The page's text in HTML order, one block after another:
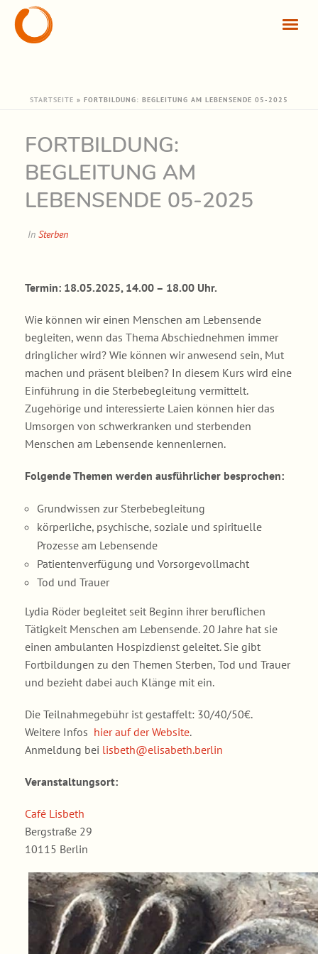
STARTSEITE » FORTBILDUNG: BEGLEITUNG AM LEBENSENDE 05-2025
FORTBILDUNG:
BEGLEITUNG AM
LEBENSENDE 05-2025
In Sterben
Termin: 18.05.2025, 14.00 – 18.00 Uhr.
Wie können wir einen Menschen am Lebensende
begleiten, wenn das Thema Abschiednehmen immer
dringlicher wird? Wie können wir anwesend sein, Mut
machen und präsent bleiben? In diesem Kurs wird eine
Einführung in die Sterbebegleitung vermittelt.
Zugehörige und interessierte Laien können hier das
Umsorgen von schwerkranken und sterbenden
Menschen am Lebensende kennenlernen.
Folgende Themen werden ausführlicher besprochen:
Grundwissen zur Sterbebegleitung
körperliche, psychische, soziale und spirituelle
Prozesse am Lebensende
Patientenverfügung und Vorsorgevollmacht
Tod und Trauer
Lydia Röder begleitet seit Beginn ihrer beruflichen
Tätigkeit Menschen am Lebensende. 20 Jahre hat sie
einen ambulanten Hospizdienst geleitet. Sie gibt
Fortbildungen zu den Themen Sterben, Tod und Trauer
und bezieht dabei auch Klänge mit ein.
Die Teilnahmegebühr ist gestaffelt: 30/40/50€.
Weitere Infos hier auf der Website.
Anmeldung bei lisbeth@elisabeth.berlin
Veranstaltungsort:
Café Lisbeth
Bergstraße 29
10115 Berlin